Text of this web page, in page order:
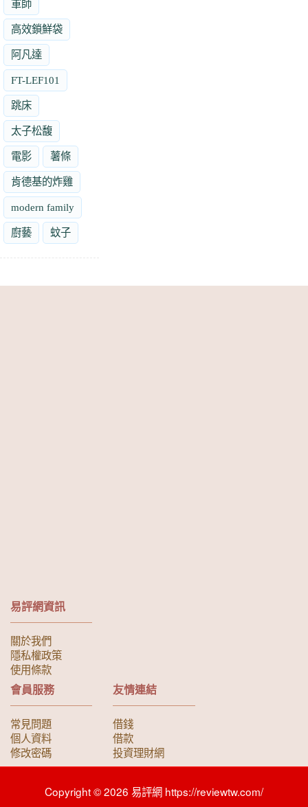
軍師
高效鎖鮮袋
阿凡達
FT-LEF101
跳床
太子松馥
電影 薯條
肯德基的炸雞
modern family
廚藝 蚊子
易評網資訊
關於我們
隱私權政策
使用條款
會員服務
常見問題
個人資料
修改密碼
友情連結
借錢
借款
投資理財網
Copyright © 2026 易評網 https://reviewtw.com/